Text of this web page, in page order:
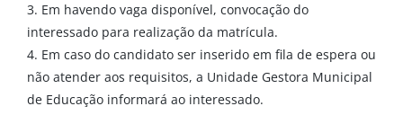
3. Em havendo vaga disponível, convocação do
interessado para realização da matrícula.
4. Em caso do candidato ser inserido em fila de espera ou
não atender aos requisitos, a Unidade Gestora Municipal
de Educação informará ao interessado.